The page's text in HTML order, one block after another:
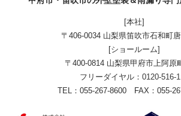
[本社]
〒406-0034 山梨県笛吹市石和町
[ショールーム]
〒400-0814 山梨県甲府市上阿原
フリーダイヤル： 0120-516-
TEL：055-267-8600 FAX：055-